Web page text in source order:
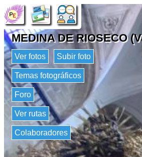
MEDINA DE RIOSECO
Ver fotos Subir foto
Temas fotográficos
Foro
Ver rutas
Colaboradores